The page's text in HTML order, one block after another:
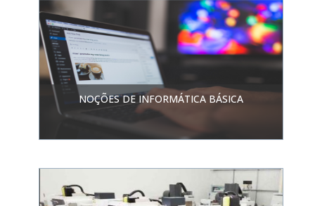
NOÇÕES DE INFORMÁTICA BÁSICA